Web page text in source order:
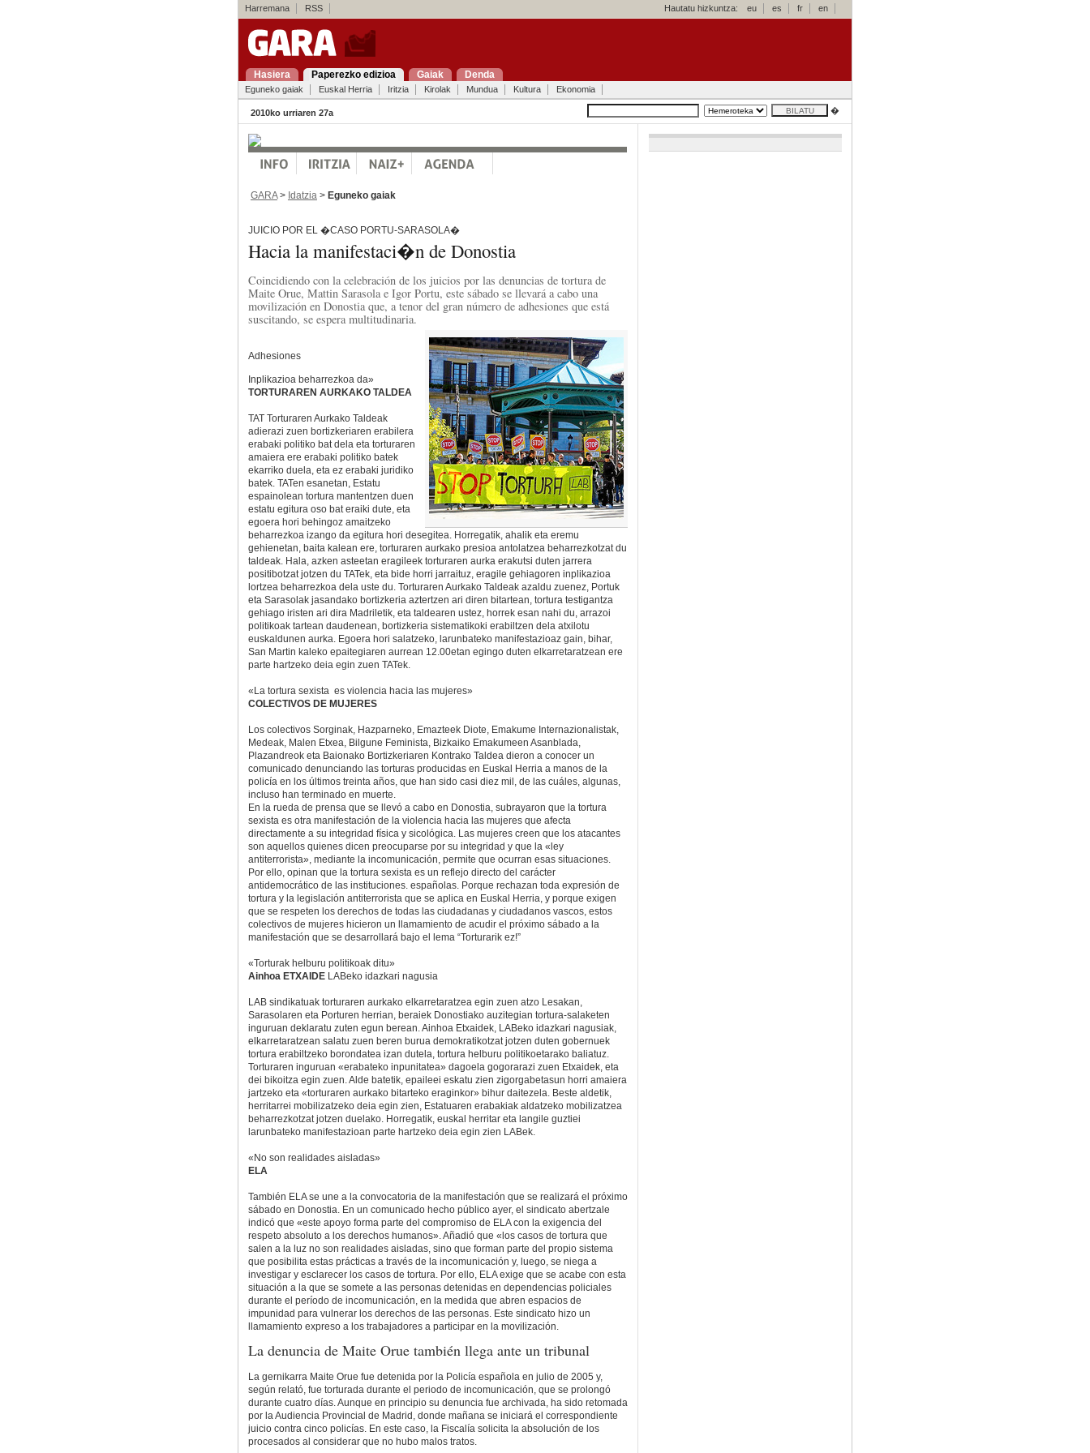
Harremana RSS Hautatu hizkuntza: eu es fr en
Hasiera Paperezko edizioa Gaiak Denda
Eguneko gaiak Euskal Herria Iritzia Kirolak Mundua Kultura Ekonomia
2010ko urriaren 27a �
GARA> Idatzia > Eguneko gaiak
JUICIO POR EL �CASO PORTU-SARASOLA�
Hacia la manifestaci�n de Donostia
Coincidiendo con la celebración de los juicios por las denuncias de tortura de
Maite Orue, Mattin Sarasola e Igor Portu, este sábado se llevará a cabo una
movilización en Donostia que, a tenor del gran número de adhesiones que está
suscitando, se espera multitudinaria.
Adhesiones
Inplikazioa beharrezkoa da»
TORTURAREN AURKAKO TALDEA
TAT Torturaren Aurkako Taldeak
adierazi zuen bortizkeriaren erabilera
erabaki politiko bat dela eta torturaren
amaiera ere erabaki politiko batek
ekarriko duela, eta ez erabaki juridiko
batek. TATen esanetan, Estatu
espainolean tortura mantentzen duen
estatu egitura oso bat eraiki dute, eta
egoera hori behingoz amaitzeko
beharrezkoa izango da egitura hori desegitea. Horregatik, ahalik eta eremu
gehienetan, baita kalean ere, torturaren aurkako presioa antolatzea beharrezkotzat du
taldeak. Hala, azken asteetan eragileek torturaren aurka erakutsi duten jarrera
positibotzat jotzen du TATek, eta bide horri jarraituz, eragile gehiagoren inplikazioa
lortzea beharrezkoa dela uste du. Torturaren Aurkako Taldeak azaldu zuenez, Portuk
eta Sarasolak jasandako bortizkeria aztertzen ari diren bitartean, tortura testigantza
gehiago iristen ari dira Madriletik, eta taldearen ustez, horrek esan nahi du, arrazoi
politikoak tartean daudenean, bortizkeria sistematikoki erabiltzen dela atxilotu
euskaldunen aurka. Egoera hori salatzeko, larunbateko manifestazioaz gain, bihar,
San Martin kaleko epaitegiaren aurrean 12.00etan egingo duten elkarretaratzean ere
parte hartzeko deia egin zuen TATek.
«La tortura sexista es violencia hacia las mujeres»
COLECTIVOS DE MUJERES
Los colectivos Sorginak, Hazparneko, Emazteek Diote, Emakume Internazionalistak,
Medeak, Malen Etxea, Bilgune Feminista, Bizkaiko Emakumeen Asanblada,
Plazandreok eta Baionako Bortizkeriaren Kontrako Taldea dieron a conocer un
comunicado denunciando las torturas producidas en Euskal Herria a manos de la
policía en los últimos treinta años, que han sido casi diez mil, de las cuáles, algunas,
incluso han terminado en muerte.
En la rueda de prensa que se llevó a cabo en Donostia, subrayaron que la tortura
sexista es otra manifestación de la violencia hacia las mujeres que afecta
directamente a su integridad física y sicológica. Las mujeres creen que los atacantes
son aquellos quienes dicen preocuparse por su integridad y que la «ley
antiterrorista», mediante la incomunicación, permite que ocurran esas situaciones.
Por ello, opinan que la tortura sexista es un reflejo directo del carácter
antidemocrático de las instituciones. españolas. Porque rechazan toda expresión de
tortura y la legislación antiterrorista que se aplica en Euskal Herria, y porque exigen
que se respeten los derechos de todas las ciudadanas y ciudadanos vascos, estos
colectivos de mujeres hicieron un llamamiento de acudir el próximo sábado a la
manifestación que se desarrollará bajo el lema “Torturarik ez!”
«Torturak helburu politikoak ditu»
Ainhoa ETXAIDELABeko idazkari nagusia
LAB sindikatuak torturaren aurkako elkarretaratzea egin zuen atzo Lesakan,
Sarasolaren eta Porturen herrian, beraiek Donostiako auzitegian tortura-salaketen
inguruan deklaratu zuten egun berean. Ainhoa Etxaidek, LABeko idazkari nagusiak,
elkarretaratzean salatu zuen beren burua demokratikotzat jotzen duten gobernuek
tortura erabiltzeko borondatea izan dutela, tortura helburu politikoetarako baliatuz.
Torturaren inguruan «erabateko inpunitatea» dagoela gogorarazi zuen Etxaidek, eta
dei bikoitza egin zuen. Alde batetik, epaileei eskatu zien zigorgabetasun horri amaiera
jartzeko eta «torturaren aurkako bitarteko eraginkor» bihur daitezela. Beste aldetik,
herritarrei mobilizatzeko deia egin zien, Estatuaren erabakiak aldatzeko mobilizatzea
beharrezkotzat jotzen duelako. Horregatik, euskal herritar eta langile guztiei
larunbateko manifestazioan parte hartzeko deia egin zien LABek.
«No son realidades aisladas»
ELA
También ELA se une a la convocatoria de la manifestación que se realizará el próximo
sábado en Donostia. En un comunicado hecho público ayer, el sindicato abertzale
indicó que «este apoyo forma parte del compromiso de ELA con la exigencia del
respeto absoluto a los derechos humanos». Añadió que «los casos de tortura que
salen a la luz no son realidades aisladas, sino que forman parte del propio sistema
que posibilita estas prácticas a través de la incomunicación y, luego, se niega a
investigar y esclarecer los casos de tortura. Por ello, ELA exige que se acabe con esta
situación a la que se somete a las personas detenidas en dependencias policiales
durante el período de incomunicación, en la medida que abren espacios de
impunidad para vulnerar los derechos de las personas. Este sindicato hizo un
llamamiento expreso a los trabajadores a participar en la movilización.
La denuncia de Maite Orue también llega ante un tribunal
La gernikarra Maite Orue fue detenida por la Policía española en julio de 2005 y,
según relató, fue torturada durante el periodo de incomunicación, que se prolongó
durante cuatro días. Aunque en principio su denuncia fue archivada, ha sido retomada
por la Audiencia Provincial de Madrid, donde mañana se iniciará el correspondiente
juicio contra cinco policías. En este caso, la Fiscalía solicita la absolución de los
procesados al considerar que no hubo malos tratos.